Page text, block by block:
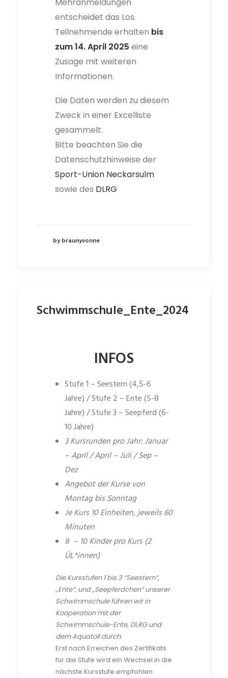
entscheidet das Los.
Teilnehmende erhalten bis
zum 14. April 2025 eine
Zusage mit weiteren
Informationen.
Die Daten werden zu diesem
Zweck in einer Excelliste
gesammelt.
Bitte beachten Sie die
Datenschutzhinweise der
Sport-Union Neckarsulm
sowie des DLRG
by braunyvonne
Schwimmschule_Ente_2024
INFOS
Stufe 1 – Seestern (4,5-6
Jahre) / Stufe 2 – Ente (5-8
Jahre) / Stufe 3 – Seepferd (6-
10 Jahre)
3 Kursrunden pro Jahr: Januar
– April / April – Juli / Sep –
Dez
Angebot der Kurse von
Montag bis Sonntag
Je Kurs 10 Einheiten, jeweils 60
Minuten
8 – 10Kinderpro Kurs (2
ÜL*innen)
Die Kursstufen 1 bis 3 “Seestern“,
„Ente“, und „Seepferdchen“ unserer
Schwimmschule führen wir in
Kooperation mit der
Schwimmschule-Ente, DLRG und
dem Aquatoll durch.
Erst nach Erreichen des Zertifikats
für die Stufe wird ein Wechsel in die
nächste Kursstufe empfohlen.